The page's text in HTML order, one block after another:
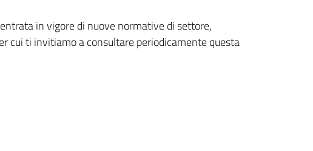
in vigore di nuove normative di settore,
cui ti invitiamo a consultare periodicamente questa